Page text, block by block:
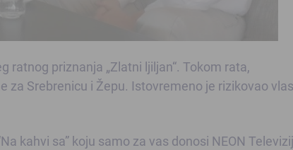
ratnog priznanja „Zlatni ljiljan“. Tokom rata,
za Srebrenicu i Žepu. Istovremeno je rizikovao
kahvi sa” koju samo za vas donosi NEON